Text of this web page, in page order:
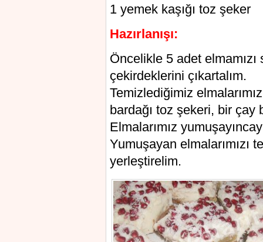
1 yemek kaşığı toz şeker
Hazırlanışı:
Öncelikle 5 adet
çekirdeklerini çıkartalım.
Temizlediğimiz
bardağı toz şekeri, bir çay
Elmalarımız
Yumuşayan elmalarımızı
yerleştirelim.